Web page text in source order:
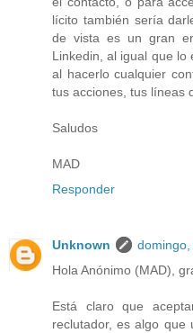
lícito también sería
de vista es un gran
Linkedin, al igual que lo
al hacerlo cualquier
tus acciones, tus líneas
Saludos
MAD
Responder
Unknown
Hola Anónimo (MAD),
Está claro que
reclutador, es algo que